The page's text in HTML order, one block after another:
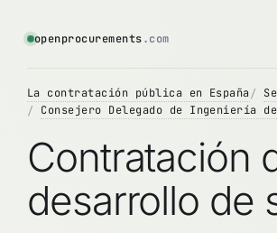
openprocurements.com
La contratación pública en España
Consejero Delegado de Ingeniería
Contratación
desarrollo de